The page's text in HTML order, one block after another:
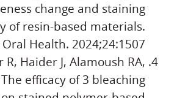
change and staining
of resin-based materials.
Oral Health. 2024;24:1507.
R, Haider J, Alamoush RA,
efficacy of 3 bleaching